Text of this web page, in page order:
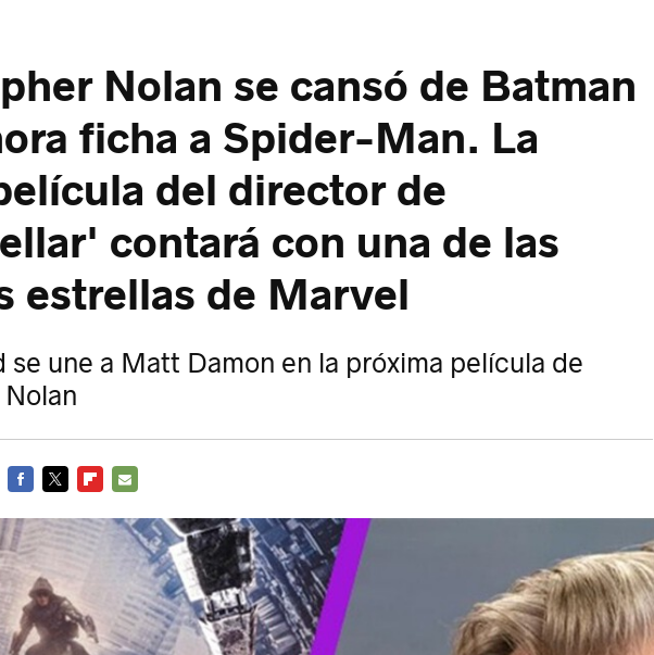
Nolan se cansó de Batman
ficha a Spider-Man. La
del director de
contará con una de las
estrellas de Marvel
se une a Matt Damon en la próxima película de
MAIL